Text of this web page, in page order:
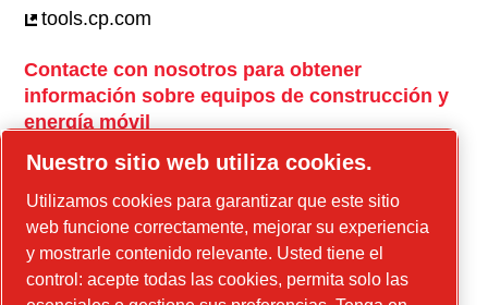
tools.cp.com
Contacte con nosotros para obtener
información sobre equipos de construcción y
energía móvil
power-technique.cp.com
Instagram
Facebook
Nuestro sitio web utiliza cookies.
Utilizamos cookies para garantizar que este sitio
web funcione correctamente, mejorar su experiencia
y mostrarle contenido relevante. Usted tiene el
control: acepte todas las cookies, permita solo las